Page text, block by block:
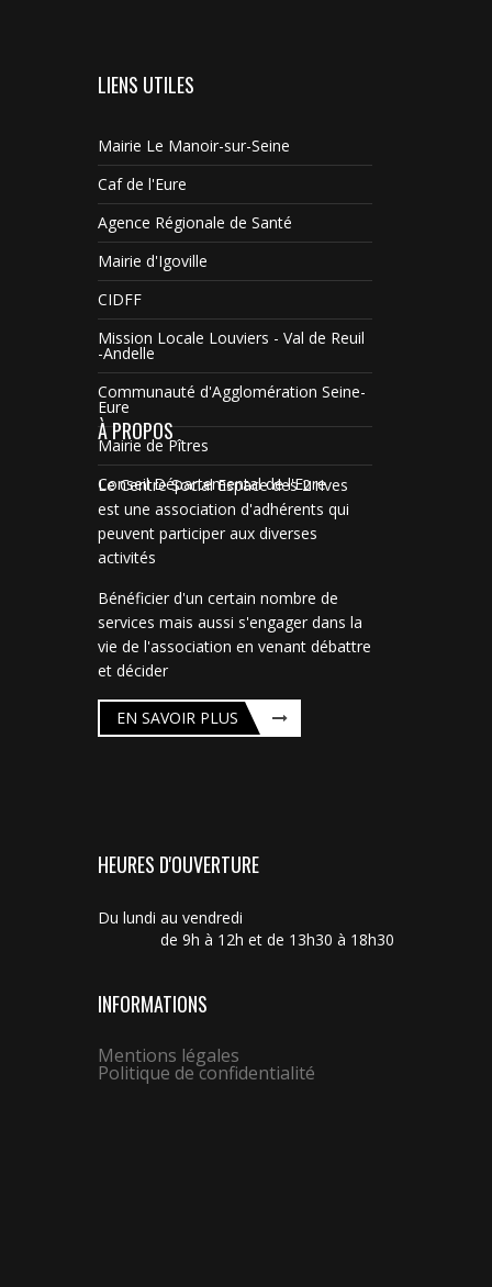
LIENS UTILES
Mairie Le Manoir-sur-Seine
Caf de l'Eure
Agence Régionale de Santé
Mairie d'Igoville
CIDFF
Mission Locale Louviers - Val de Reuil
-Andelle
Communauté d'Agglomération Seine-
Eure
Mairie de Pîtres
Conseil Départemental de l'Eure
À PROPOS
Le Centre Social Espace des 2 rives
est une association d'adhérents qui
peuvent participer aux diverses
activités
Bénéficier d'un certain nombre de
services mais aussi s'engager dans la
vie de l'association en venant débattre
et décider
EN SAVOIR PLUS
HEURES D'OUVERTURE
Du lundi au vendredi
de 9h à 12h et de 13h30 à 18h30
INFORMATIONS
Mentions légales
Politique de confidentialité